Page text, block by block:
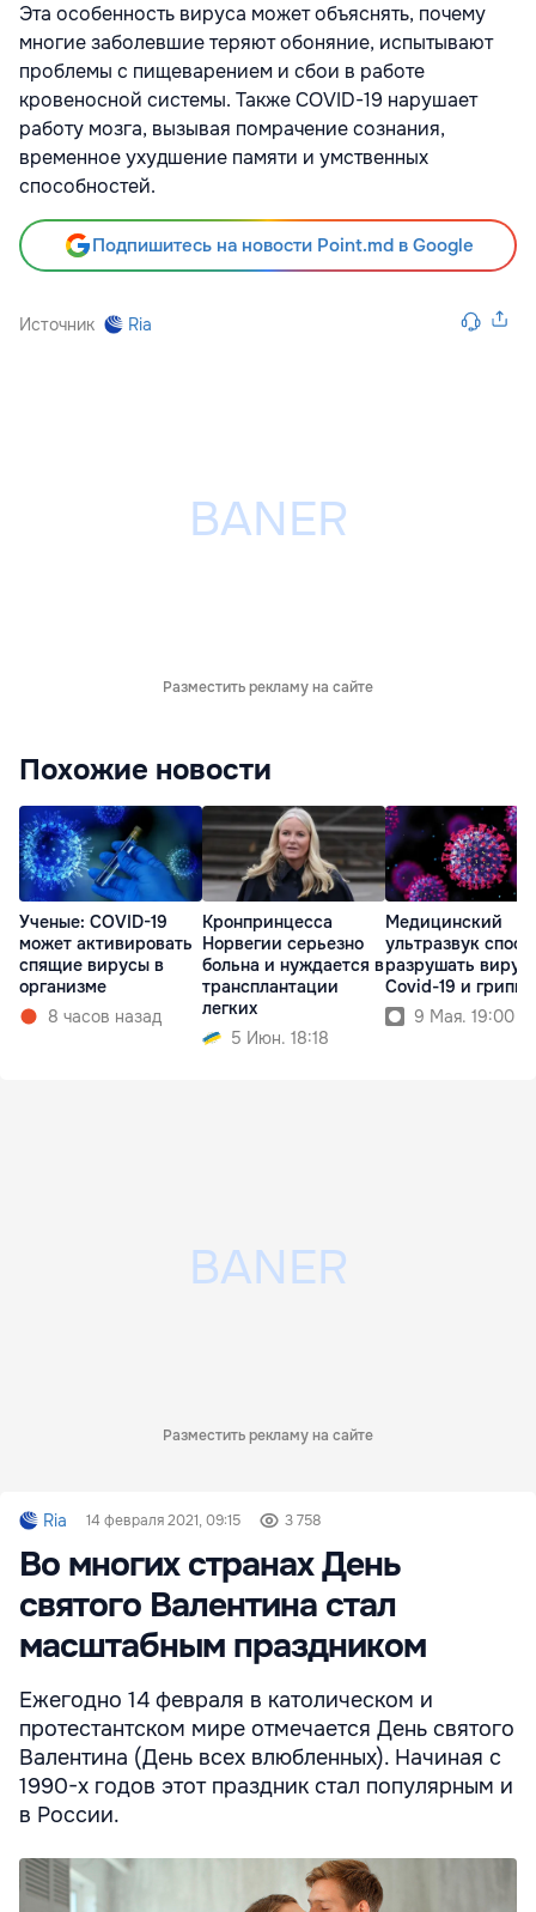
Эта особенность вируса может объяснять, почему
многие заболевшие теряют обоняние, испытывают
проблемы с пищеварением и сбои в работе
кровеносной системы. Также COVID-19 нарушает
работу мозга, вызывая помрачение сознания,
временное ухудшение памяти и умственных
способностей.
Подпишитесь на новости Point.md в Google
Источник Ria
Разместить рекламу на сайте
Похожие новости
Ученые: COVID-19
может активировать
спящие вирусы в
организме
8 часов назад
Кронпринцесса
Норвегии серьезно
больна и нуждается в
трансплантации
легких
5 Июн. 18:18
Медицинский
ультразвук
разрушать
Covid-19 и гриппа
9 Мая. 19:00
Разместить рекламу на сайте
Ria 14 февраля 2021, 09:15 3 758
Во многих странах День
святого Валентина стал
масштабным праздником
Ежегодно 14 февраля в католическом и
протестантском мире отмечается День святого
Валентина (День всех влюбленных). Начиная с
1990-х годов этот праздник стал популярным и
в России.